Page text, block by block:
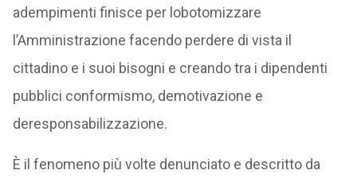
adempimenti finisce per lobotomizzare
l’Amministrazione facendo perdere di vista il
cittadino e i suoi bisogni e creando tra i dipendenti
pubblici conformismo, demotivazione e
deresponsabilizzazione.
È il fenomeno più volte denunciato e descritto da